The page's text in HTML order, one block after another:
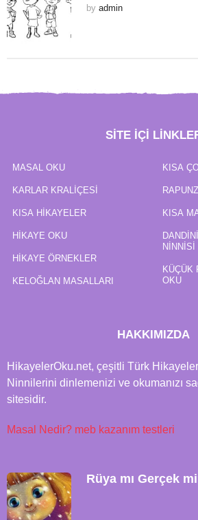
by admin
SITE IÇI
MASAL OKU
KARLAR KRALIÇESI
KISA HIKAYELER
HIKAYE OKU
HIKAYE ÖRNEKLER
KELOĞLAN MASALLARI
KISA
KISA
NINNISI
KÜÇÜK
OKU
HAKKIMIZDA
HikayelerOku.net, çeşitli Türk
Ninnilerini dinlemenizi ve okumanızı
sitesidir.
Masal Nedir? meb kazanım testleri
Rüya mı Gerçek